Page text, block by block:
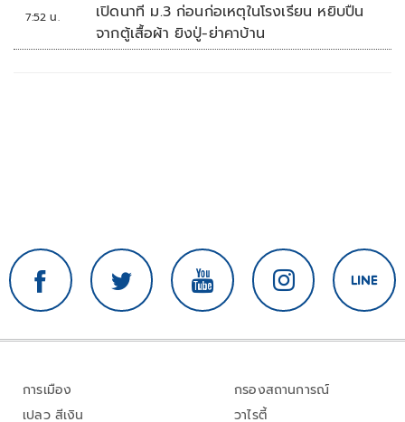
7:52 น.
เปิดนาที ม.3 ก่อนก่อเหตุในโรงเรียน หยิบปืน
จากตู้เสื้อผ้า ยิงปู่-ย่าคาบ้าน
การเมือง
เปลว สีเงิน
กรองสถานการณ์
วาไรตี้